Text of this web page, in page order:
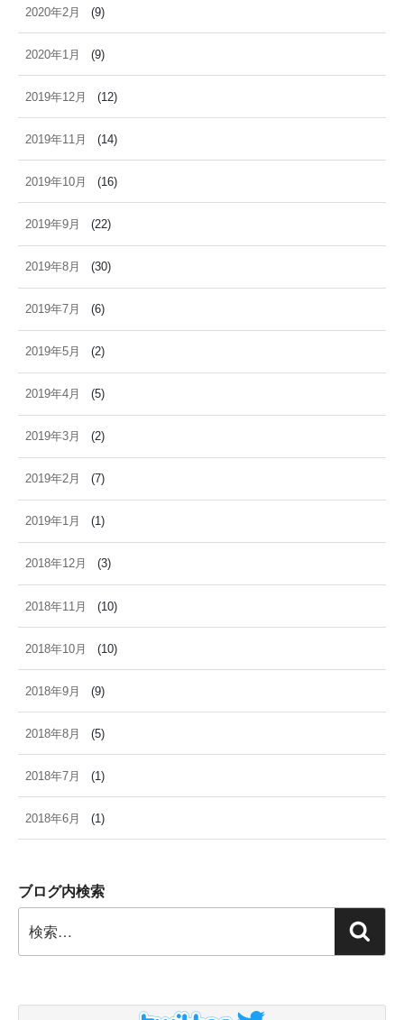
2020年2月 (9)
2020年1月 (9)
2019年12月 (12)
2019年11月 (14)
2019年10月 (16)
2019年9月 (22)
2019年8月 (30)
2019年7月 (6)
2019年5月 (2)
2019年4月 (5)
2019年3月 (2)
2019年2月 (7)
2019年1月 (1)
2018年12月 (3)
2018年11月 (10)
2018年10月 (10)
2018年9月 (9)
2018年8月 (5)
2018年7月 (1)
2018年6月 (1)
ブログ内検索
索